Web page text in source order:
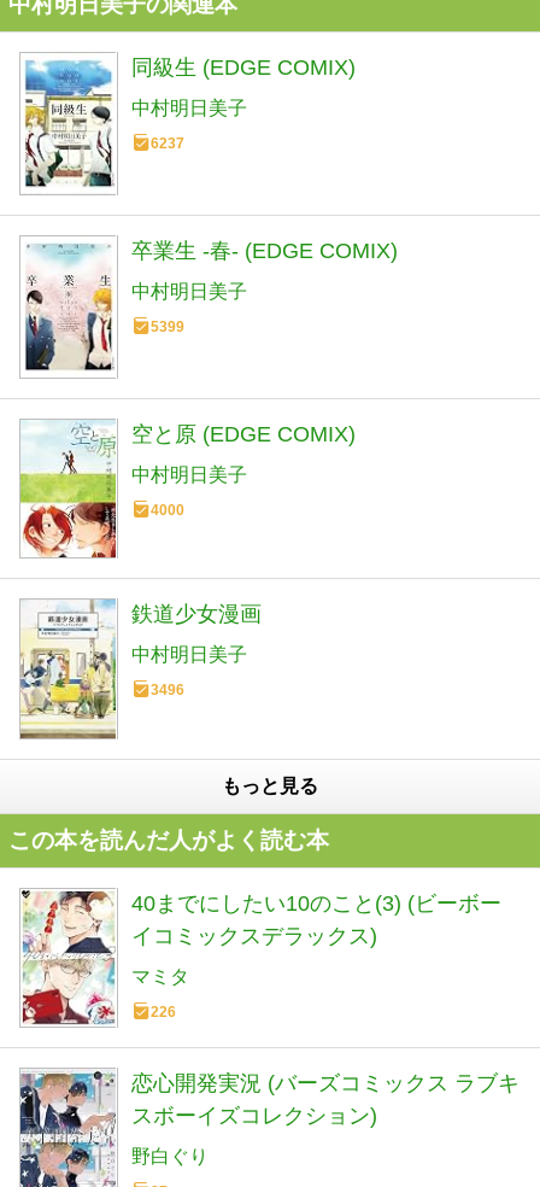
同級生 (EDGE COMIX)
中村明日美子
6237
卒業生 -春- (EDGE COMIX)
中村明日美子
5399
空と原 (EDGE COMIX)
中村明日美子
4000
鉄道少女漫画
中村明日美子
3496
もっと見る
この本を読んだ人がよく読む本
40までにしたい10のこと(3) (ビーボー
イコミックスデラックス)
マミタ
226
恋心開発実況 (バーズコミックス ラブキ
スボーイズコレクション)
野白ぐり